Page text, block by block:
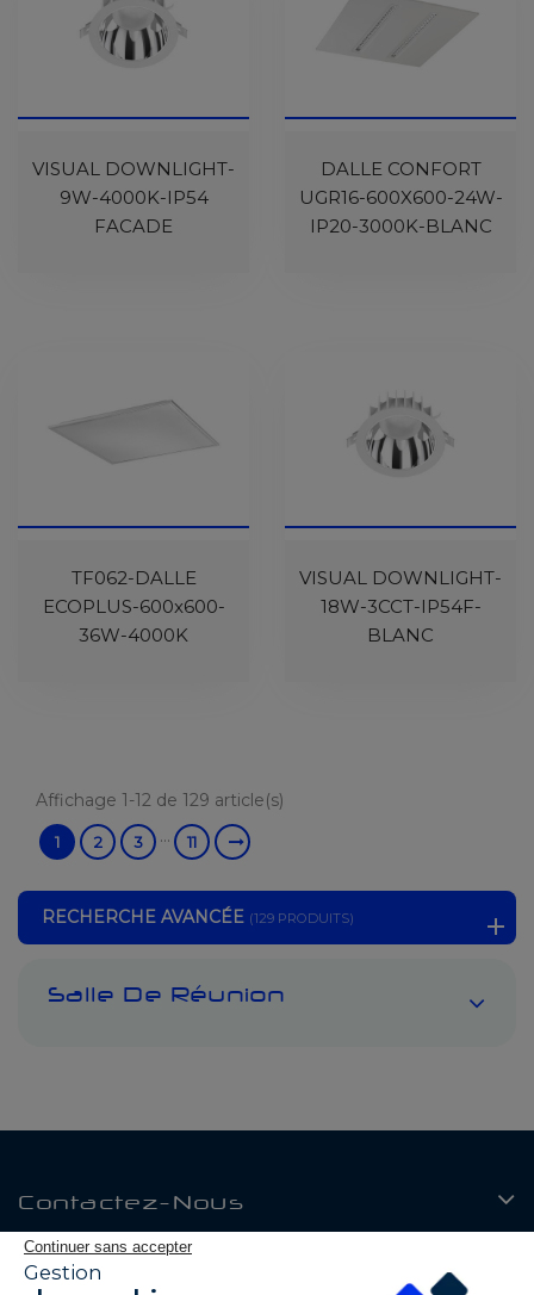
VISUAL DOWNLIGHT-
9W-4000K-IP54
FACADE
DALLE CONFORT
UGR16-600X600-24W-
IP20-3000K-BLANC
TF062-DALLE
ECOPLUS-600x600-
36W-4000K
VISUAL DOWNLIGHT-
18W-3CCT-IP54F-
BLANC
Affichage 1-12 de 129 article(s)
1 2 3 … 11
RECHERCHE AVANCÉE (129 PRODUITS)
Salle De Réunion
Contactez-Nous
Produits
Continuer sans accepter
Gestion